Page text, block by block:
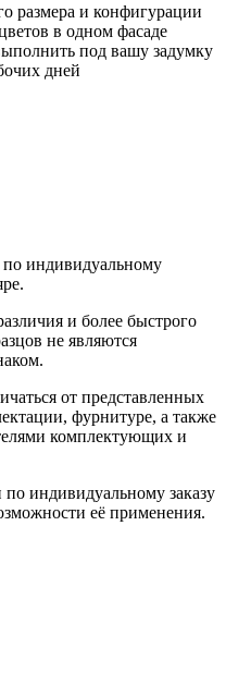
размера и конфигурации
в одном фасаде
под вашу задумку
дней
индивидуальному
и более быстрого
не являются
от представленных
фурнитуре, а также
комплектующих и
индивидуальному заказу
её применения.